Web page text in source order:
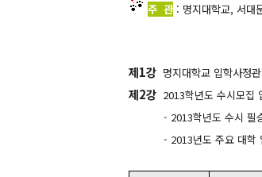
주 관 : 명지대학교, 서대
제1강 명지대학교 입학사정
제2강 2013학년도 수시모집
- 2013학년도 수시 필승
- 2013년도 주요 대학 입